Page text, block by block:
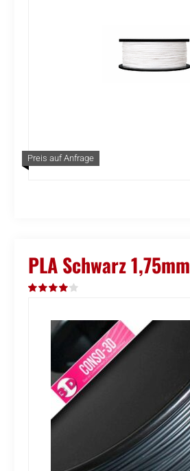
Preis auf Anfrage
PLA Schwarz 1,75mm